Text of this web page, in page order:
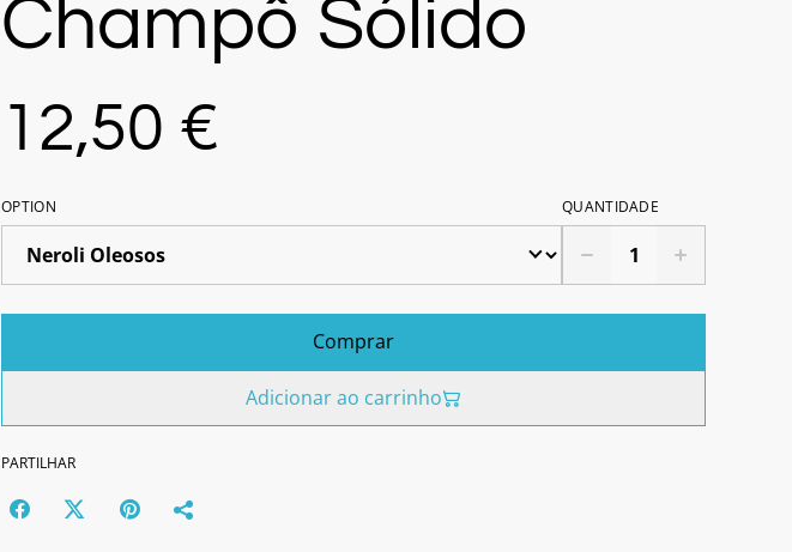
Champô Sólido
12,50 €
OPTION QUANTIDADE
Comprar
Adicionar ao carrinho
PARTILHAR